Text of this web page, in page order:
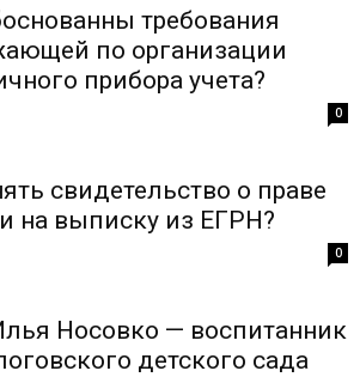
требования
по организации
прибора учета?
0
свидетельство о праве
на выписку из ЕГРН?
0
Носовко — воспитанник
детского сада